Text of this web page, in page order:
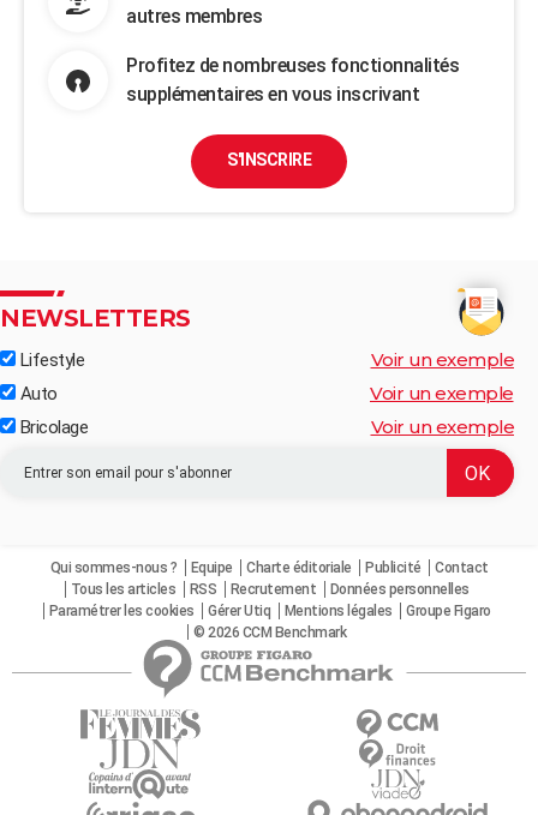
autres membres
Profitez de nombreuses fonctionnalités
supplémentaires en vous inscrivant
S'INSCRIRE
NEWSLETTERS
Lifestyle Voir un exemple
Auto Voir un exemple
Bricolage Voir un exemple
Qui sommes-nous ? Equipe Charte éditoriale Publicité
Contact
Tous les articles
RSS Recrutement
Données personnelles
Paramétrer les cookies
Gérer Utiq Mentions légales
Groupe Figaro
© 2026 CCM Benchmark